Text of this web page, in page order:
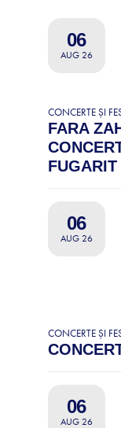
06
AUG 26
CONCERTE ȘI
FARA
06
AUG 26
CONCERTE ȘI
06
AUG 26